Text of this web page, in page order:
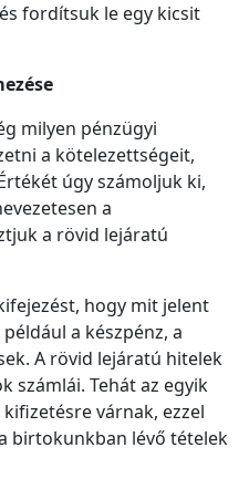
fordítsuk le egy kicsit
milyen pénzügyi
a kötelezettségeit,
úgy számoljuk ki,
a
a rövid lejáratú
hogy mit jelent
a készpénz, a
A rövid lejáratú hitelek
számlái. Tehát az egyik
várnak, ezzel
birtokunkban lévő tételek